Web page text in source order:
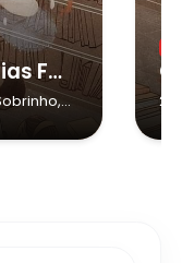
Contação de Histórias Folclóricas